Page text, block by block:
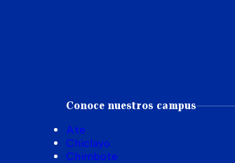
Conoce nuestros campus
Ate
Chiclayo
Chimbote